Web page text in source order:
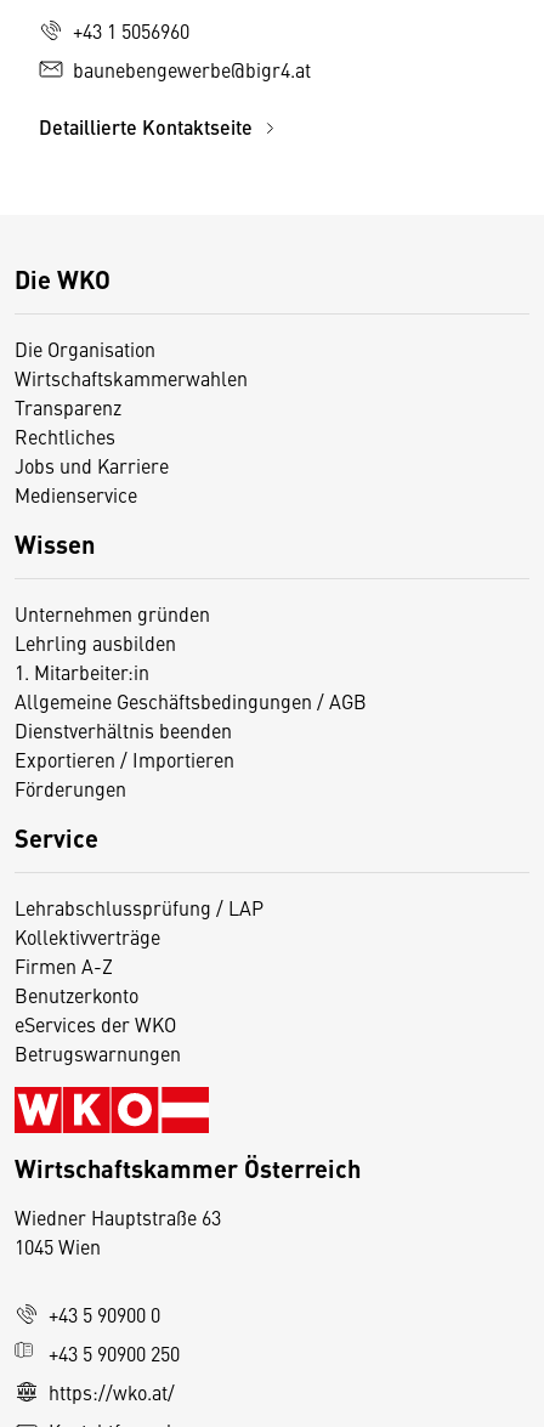
+43 1 5056960
baunebengewerbe@bigr4.at
Detaillierte Kontaktseite
Die WKO
Die Organisation
Wirtschaftskammerwahlen
Transparenz
Rechtliches
Jobs und Karriere
Medienservice
Wissen
Unternehmen gründen
Lehrling ausbilden
1. Mitarbeiter:in
Allgemeine Geschäftsbedingungen / AGB
Dienstverhältnis beenden
Exportieren / Importieren
Förderungen
Service
Lehrabschlussprüfung / LAP
Kollektivverträge
Firmen A-Z
Benutzerkonto
eServices der WKO
Betrugswarnungen
Wirtschaftskammer Österreich
Wiedner Hauptstraße 63
1045 Wien
+43 5 90900 0
+43 5 90900 250
https://wko.at/
D
s
e
S
e